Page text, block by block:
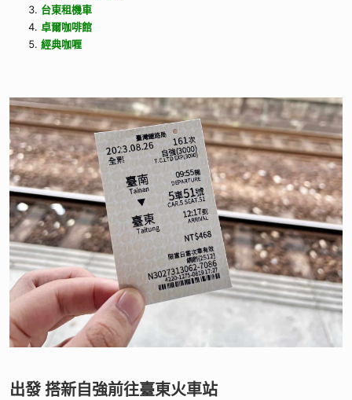
台東租機車
卓爾咖啡館
經典咖喱
出發 搭新自強前往臺東火車站